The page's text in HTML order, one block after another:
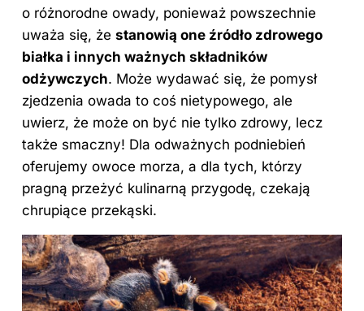
o różnorodne owady, ponieważ powszechnie
uważa się, że stanowią one źródło zdrowego
białka i innych ważnych składników
odżywczych. Może wydawać się, że pomysł
zjedzenia owada to coś nietypowego, ale
uwierz, że może on być nie tylko zdrowy, lecz
także smaczny! Dla odważnych podniebień
oferujemy owoce morza, a dla tych, którzy
pragną przeżyć kulinarną przygodę, czekają
chrupiące przekąski.